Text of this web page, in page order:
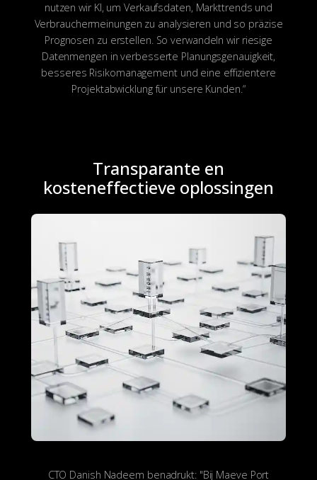
nutzen wir KI, um Verkaufsdaten, Markttrends und
Verbrauchermeinungen zu analysieren und so präzise
Prognosen zu erstellen. So verwandeln wir riesige
Datenmengen in verbesserte Planungsgenauigkeit,
besseres Risikomanagement und eine effizientere
Projektabwicklung für unsere Kunden.“
Transparante en
kosteneffectieve oplossingen
CTO Danish Nadeem benadrukt: "Bij Maeve Port